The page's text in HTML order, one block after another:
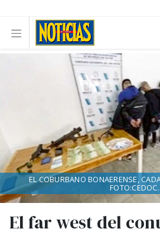
El far west del
EL COBURBANO BONAERENSE,
FOTO:CEDOC.